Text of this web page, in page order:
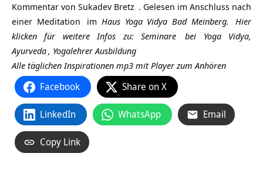
Kommentar von Sukadev Bretz . Gelesen im Anschluss nach
einer Meditation im Haus Yoga Vidya Bad Meinberg.
Hier
klicken für weitere Infos zu: Seminare
bei Yoga Vidya,
Ayurveda, Yogalehrer Ausbildung
Alle täglichen Inspirationen mp3 mit Player zum Anhören
Facebook Share on X
LinkedIn WhatsApp Email
Copy Link